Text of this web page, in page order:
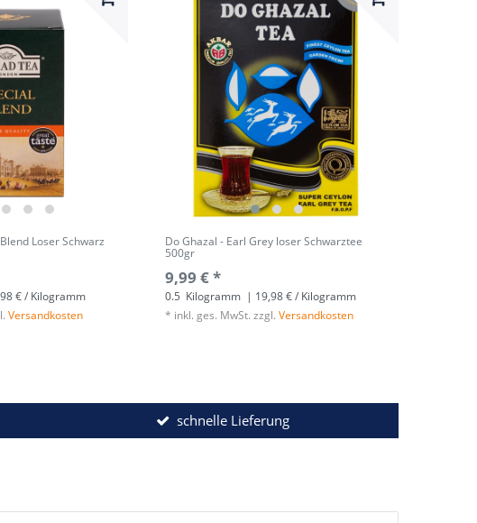
Loser Schwarz
€ / Kilogramm
Versandkosten
Do Ghazal - Earl Grey loser Schwarztee
500gr
9,99 € *
0.5 Kilogramm | 19,98 € / Kilogramm
* inkl. ges. MwSt. zzgl.Versandkosten
schnelle Lieferung